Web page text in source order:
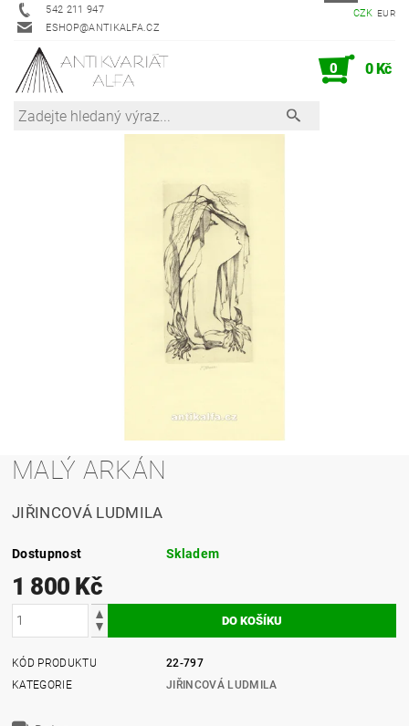
542 211 947
ESHOP@ANTIKALFA.CZ
CZK EUR
0 0 Kč
MALÝ ARKÁN
JIŘINCOVÁ LUDMILA
Dostupnost Skladem
1 800 Kč
KÓD PRODUKTU
22-797
KATEGORIE
JIŘINCOVÁ LUDMILA